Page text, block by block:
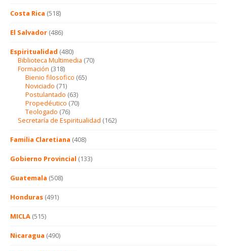
Costa Rica (518)
El Salvador (486)
Espiritualidad (480)
Biblioteca Multimedia (70)
Formación (318)
Bienio filosofico (65)
Noviciado (71)
Postulantado (63)
Propedéutico (70)
Teologado (76)
Secretaría de Espiritualidad (162)
Familia Claretiana (408)
Gobierno Provincial (133)
Guatemala (508)
Honduras (491)
MICLA (515)
Nicaragua (490)